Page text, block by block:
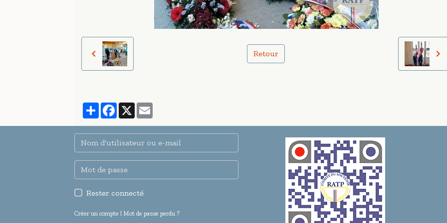
Retour
PartagerFacebook
X
Rester connecté
Créer un compte | Mot de passe perdu ?